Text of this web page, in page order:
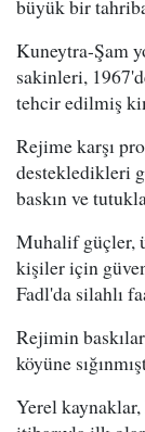
büyük bir
Kuneytra-Şam
sakinleri,
tehcir edilmiş
Rejime karşı
destekledikleri
baskın ve
Muhalif güçler,
kişiler için
Fadl'da silahlı
Rejimin
köyüne
Yerel